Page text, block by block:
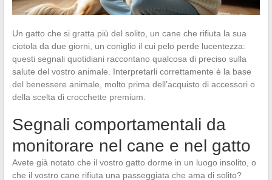
Un gatto che si gratta più del solito, un cane che rifiuta la sua
ciotola da due giorni, un coniglio il cui pelo perde lucentezza:
questi segnali quotidiani raccontano qualcosa di preciso sulla
salute del vostro animale. Interpretarli correttamente è la base
del benessere animale, molto prima dell’acquisto di accessori o
della scelta di crocchette premium.
Segnali comportamentali da
monitorare nel cane e nel gatto
Avete già notato che il vostro gatto dorme in un luogo insolito, o
che il vostro cane rifiuta una passeggiata che ama di solito?